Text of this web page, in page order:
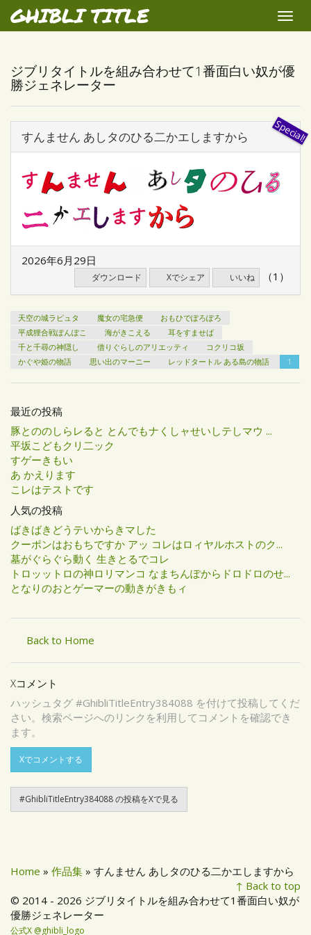
GHIBLI TITLE
Toggle
ジブリタイトルを組み合わせて1番面白い奴が優
勝ジェネレーター
すんません あしタのひる二かエしますから
2026年6月29日
ダウンロード Xでシェア いいね （1）
天空の城ラピュタ 魔女の宅急便
おもひでぽろぽろ
平成狸合戦ぽんぽこ
海がきこえる
耳をすませば
千と千尋の神隠し
借りぐらしのアリエッティ
コクリコ坂
かぐや姫の物語
思い出のマーニー レッドタートル ある島の物語 1
最近の投稿
豚とののしらレると とんでもナくしャせいしテしマウ ...
平坂こどもクリ二ック
すゲーきもい
あ かえります
こレはテストです
人気の投稿
ばきばきどうテいからきマした
クーポンはおもちですか アッ コレはロィヤルホストのク...
墓がぐらぐら動く 生きとるでコレ
トロッットロの神ロリマンコ なまちんぽからドロドロのせ...
となりのおとゲーマーの動きがきもィ
Back to Home
Xコメント
ハッシュタグ #GhibliTitleEntry384088 を付けて投稿してくだ
さい。検索ページへのリンクを利用してコメントを確認でき
ます。
Xでコメントする
#GhibliTitleEntry384088 の投稿をXで見る
Home » 作品集 » すんません あしタのひる二かエしますから
↑ Back to top
© 2014 - 2026 ジブリタイトルを組み合わせて1番面白い奴が
優勝ジェネレーター
公式X @ghibli_logo